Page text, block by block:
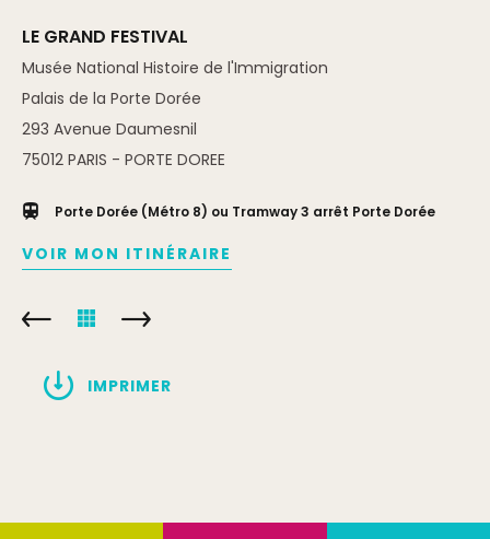
LE GRAND FESTIVAL
Musée National Histoire de l'Immigration
Palais de la Porte Dorée
293 Avenue Daumesnil
75012 PARIS - PORTE DOREE
Porte Dorée (Métro 8) ou Tramway 3 arrêt Porte Dorée
VOIR MON ITINÉRAIRE
IMPRIMER